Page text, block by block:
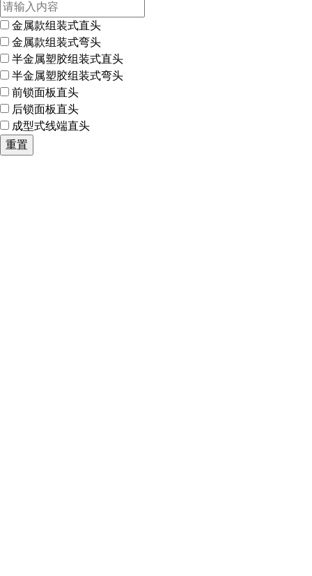
金属款组装式直头
金属款组装式弯头
半金属塑胶组装式直头
半金属塑胶组装式弯头
前锁面板直头
后锁面板直头
成型式线端直头
重置